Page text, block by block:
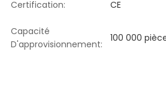
Certification: CE
Capacité
D'approvisionnement:
100 000